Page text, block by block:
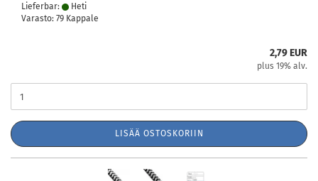
Lieferbar:
Heti
Varasto: 79 Kappale
2,79 EUR
plus 19% alv.
LISÄÄ OSTOSKORIIN